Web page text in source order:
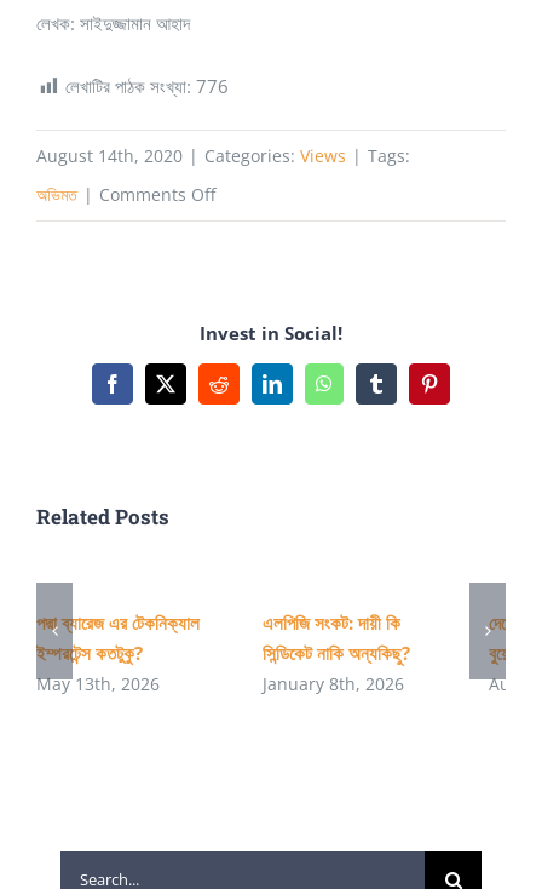
লেখক: সাইদুজ্জামান আহাদ
লেখাটির পাঠক সংখ্যা: 776
August 14th, 2020 | Categories: Views | Tags:
অভিমত | Comments Offon
আসা
Invest in Social!
Facebook
X RedditLinkedInWhatsAppTumblrPinterest
Related Posts
পদ্মা ব্যারেজ এর টেকনিক্যাল
ইম্পরটেন্স কতটুকু?
May 13th, 2026
এলপিজি সংকট: দায়ী কি
সিন্ডিকেট নাকি অন্যকিছু?
January 8th, 2026
দেশের
বুয়েটের
Search